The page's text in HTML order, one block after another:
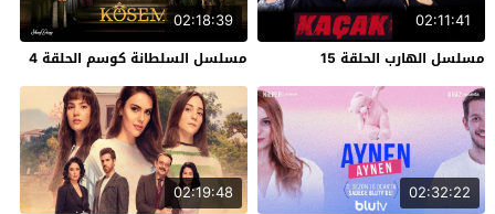
02:11:41
مسلسل الهارب الحلقة 15
02:18:39
مسلسل السلطانة كوسم الحلقة 4
02:32:22
02:19:48